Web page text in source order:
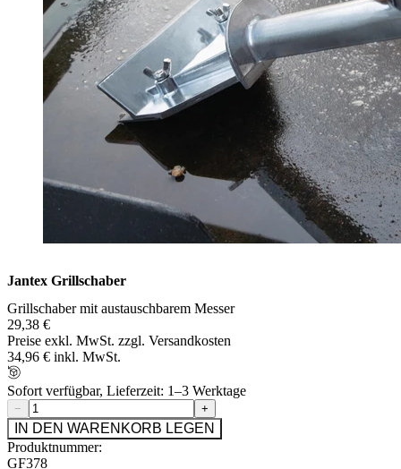
Jantex Grillschaber
Grillschaber mit austauschbarem Messer
29,38 €
Preise exkl. MwSt. zzgl. Versandkosten
34,96 € inkl. MwSt.
Sofort verfügbar, Lieferzeit: 1–3 Werktage
− +
IN DEN WARENKORB LEGEN
Produktnummer:
GF378